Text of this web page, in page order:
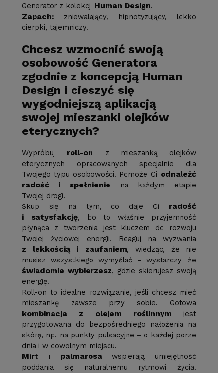
Generator z kolekcji Human Design.
Zapach: zniewalający, hipnotyzujący, lekko
cierpki, tajemniczy.
Chcesz wzmocnić swoją
osobowość Generatora
zgodnie z koncepcją Human
Design i cieszyć się
wygodniejszą aplikacją
swojej mieszanki olejków
eterycznych?
Wypróbuj roll-on z mieszanką olejków
eterycznych opracowanych specjalnie dla
Twojego typu osobowości. Pomoże Ci odnaleźć
radość i spełnienie na każdym etapie
Twojej drogi.
Skup się na tym, co daje Ci radość
i satysfakcję, bo to właśnie przyjemność
płynąca z tworzenia jest kluczem do rozwoju
Twojej życiowej energii. Reaguj na wyzwania
z lekkością i zaufaniem, wiedząc, że nie
musisz wszystkiego wymyślać – wystarczy, że
świadomie wybierzesz, gdzie skierujesz swoją
energię.
Roll-on to idealne rozwiązanie, jeśli chcesz mieć
mieszankę zawsze przy sobie. Gotowa
kombinacja z olejem roślinnym jest
przygotowana do bezpośredniego nałożenia na
skórę, np. na punkty pulsacyjne – o każdej porze
dnia i w dowolnym miejscu.
Mirt i palmarosawspierają umiejętność
poddania się naturalnemu rytmowi życia.